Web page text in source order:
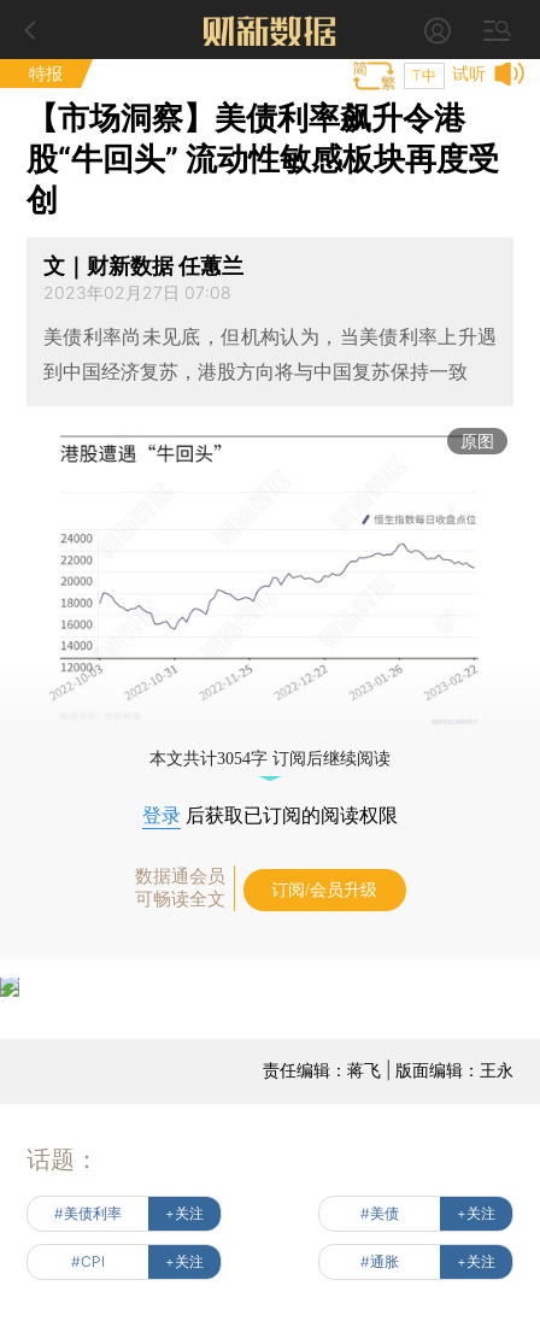
特报 试听
T中
【市场洞察】美债利率飙升令港
股“牛回头” 流动性敏感板块再度受
创
文｜财新数据 任蕙兰
2023年02月27日 07:08
美债利率尚未见底，但机构认为，当美债利率上升遇
到中国经济复苏，港股方向将与中国复苏保持一致
原图
本文共计3054字 订阅后继续阅读
登录 后获取已订阅的阅读权限
数据通会员
可畅读全文
订阅/会员升级
责任编辑：蒋飞 | 版面编辑：王永
话题：
#美债利率 +关注 #美债 +关注
#CPI +关注 #通胀 +关注